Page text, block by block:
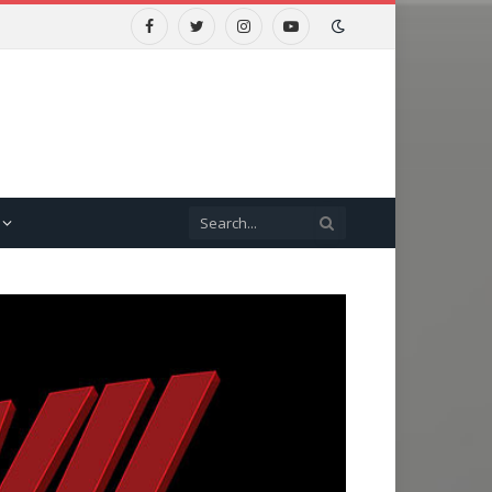
FacebookTwitterInstagramYouTube